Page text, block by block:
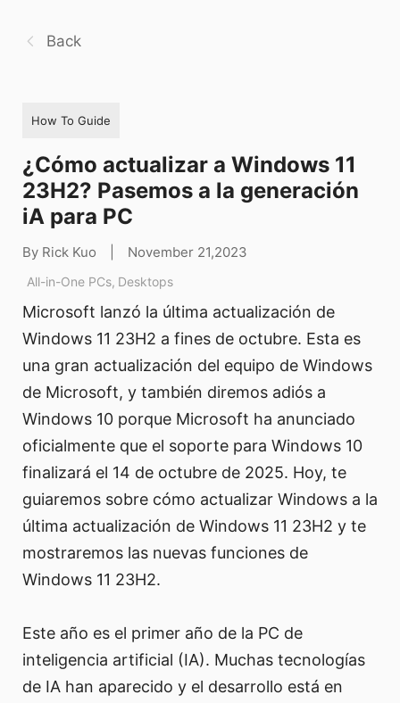
Back
How To Guide
¿Cómo actualizar a Windows 11
23H2? Pasemos a la generación
iA para PC
By Rick Kuo November 21,2023
All-in-One PCs, Desktops
Microsoft lanzó la última actualización de
Windows 11 23H2 a fines de octubre. Esta es
una gran actualización del equipo de Windows
de Microsoft, y también diremos adiós a
Windows 10 porque Microsoft ha anunciado
oficialmente que el soporte para Windows 10
finalizará el 14 de octubre de 2025. Hoy, te
guiaremos sobre cómo actualizar Windows a la
última actualización de Windows 11 23H2 y te
mostraremos las nuevas funciones de
Windows 11 23H2.
Este año es el primer año de la PC de
inteligencia artificial (IA). Muchas tecnologías
de IA han aparecido y el desarrollo está en